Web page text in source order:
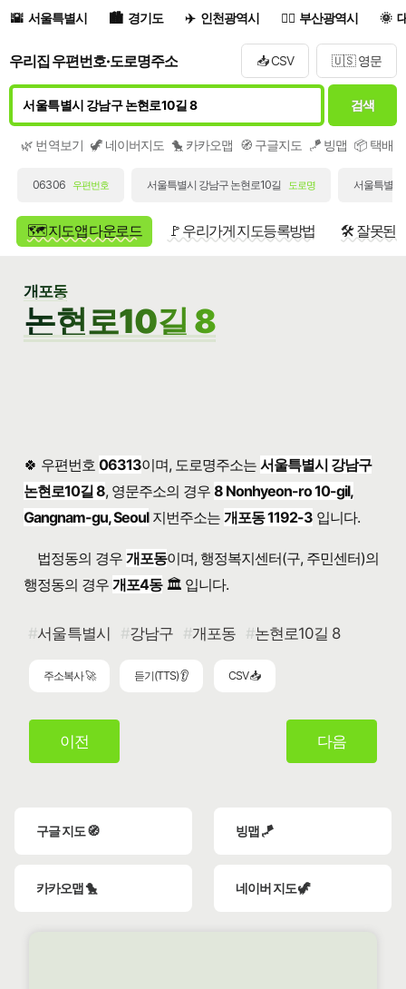
서울특별시 경기도 인천광역시 부산광역시
우리집 우편번호·도로명주소 📥 CSV 🇺🇸 영문
검색
🌿 번역보기 🦖 네이버지도 🐤 카카오맵 🧭 구글지도 🪁 빙맵 📦 택배/
06306 우편번호 서울특별시 강남구 논현로10길 도로명 서울특별
🗺️ 지도앱 다운로드 🚩 우리가게 지도등록방법 🛠️ 잘못된
개포동
논현로10길 8
🍀 우편번호 06313이며, 도로명주소는서울특별시 강남구
논현로10길 8, 영문주소의 경우8 Nonhyeon-ro 10-gil,
Gangnam-gu, Seoul지번주소는개포동 1192-3 입니다.
법정동의 경우 개포동이며, 행정복지센터(구, 주민센터)의
행정동의 경우 개포4동🏛️ 입니다.
서울특별시 강남구 개포동 논현로10길 8
주소복사 🚀 듣기(TTS) 👂 CSV 📥
이전 다음
구글 지도 🧭 빙맵 🪁
카카오맵 🐤 네이버 지도 🦖